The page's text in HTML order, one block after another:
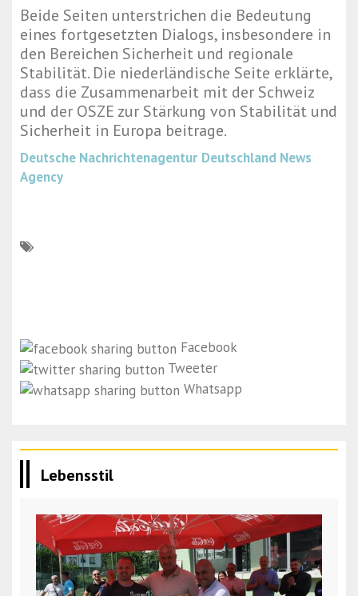
Beide Seiten unterstrichen die Bedeutung
eines fortgesetzten Dialogs, insbesondere in
den Bereichen Sicherheit und regionale
Stabilität. Die niederländische Seite erklärte,
dass die Zusammenarbeit mit der Schweiz
und der OSZE zur Stärkung von Stabilität und
Sicherheit in Europa beitrage.
Deutsche Nachrichtenagentur Deutschland News
Agency
Facebook
Tweeter
Whatsapp
Lebensstil